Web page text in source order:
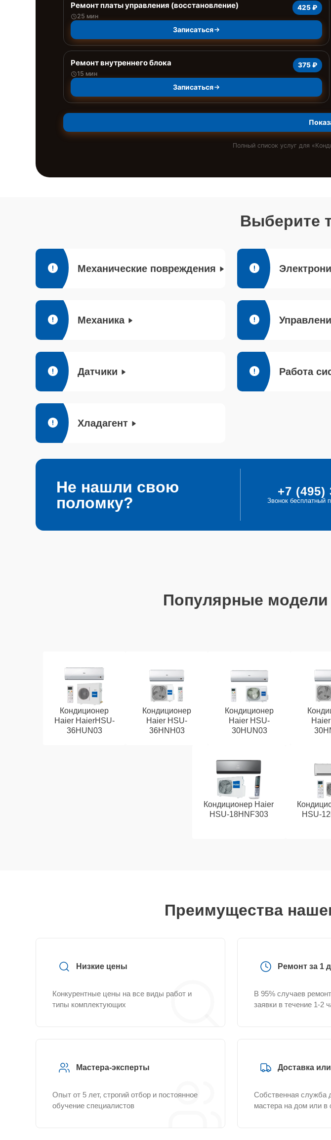
Ремонт платы управления (восстановление)
25 мин
425 ₽
Записаться
Ремонт внутреннего блока
15 мин
375 ₽
Записаться
Полный список услуг для «
Выберите
Механические повреждения
Механика
Датчики Работа
Хладагент
Не нашли свою
поломку?
+7 (495)
Звонок бесплатный
Популярные модели
Кондиционер
Haier HaierHSU-
36HUN03
Кондиционер
Haier HSU-
36HNH03
Кондиционер
Haier HSU-
30HUN03
Кондиционер Haier
HSU-18HNF303
HSU-
Преимущества
Низкие цены
Конкурентные цены на все виды работ и
типы комплектующих
Ремонт за 1
В 95% случаев
заявки в течение 1-2
Мастера-эксперты
Опыт от 5 лет, строгий отбор и постоянное
обучение специалистов
Доставка
Собственная служба
мастера на дом или в